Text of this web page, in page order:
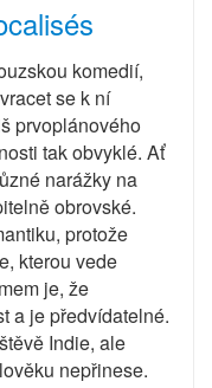
komedií,
se k ní
prvoplánového
tak obvyklé. Ať
narážky na
obrovské.
protože
kterou vede
je, že
a je předvídatelné.
Indie, ale
nepřinese.